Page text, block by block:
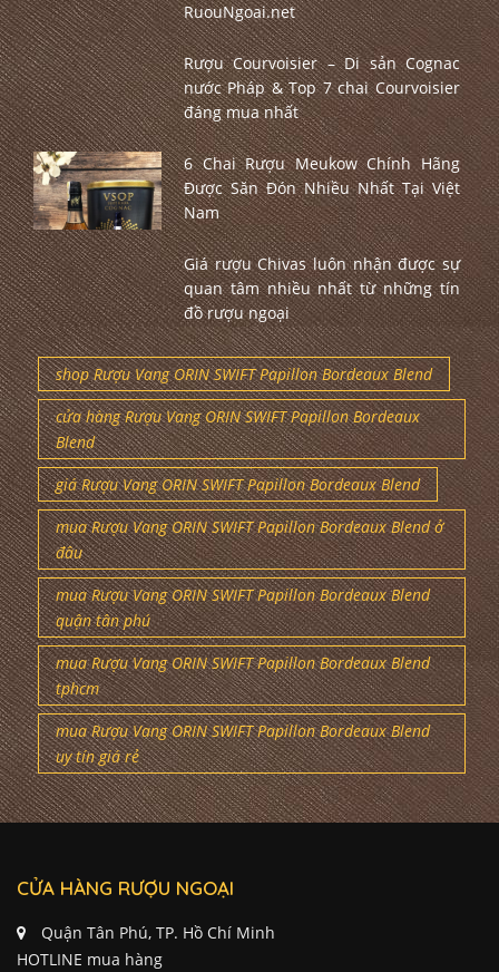
RuouNgoai.net
Rượu Courvoisier – Di sản Cognac
nước Pháp & Top 7 chai Courvoisier
đáng mua nhất
6 Chai Rượu Meukow Chính Hãng
Được Săn Đón Nhiều Nhất Tại Việt
Nam
Giá rượu Chivas luôn nhận được sự
quan tâm nhiều nhất từ những tín
đồ rượu ngoại
shop Rượu Vang ORIN SWIFT Papillon Bordeaux Blend
cửa hàng Rượu Vang ORIN SWIFT Papillon Bordeaux
Blend
giá Rượu Vang ORIN SWIFT Papillon Bordeaux Blend
mua Rượu Vang ORIN SWIFT Papillon Bordeaux Blend ở
đâu
mua Rượu Vang ORIN SWIFT Papillon Bordeaux Blend
quận tân phú
mua Rượu Vang ORIN SWIFT Papillon Bordeaux Blend
tphcm
mua Rượu Vang ORIN SWIFT Papillon Bordeaux Blend
uy tín giá rẻ
CỬA HÀNG RƯỢU NGOẠI
Quận Tân Phú, TP. Hồ Chí Minh
HOTLINE mua hàng